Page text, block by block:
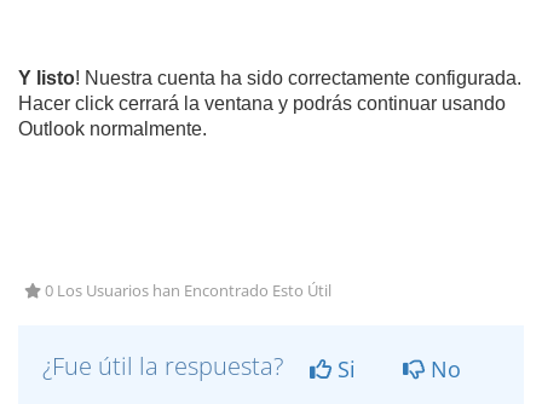
Y listo! Nuestra cuenta ha sido correctamente configurada.
Hacer click cerrará la ventana y podrás continuar usando
Outlook normalmente.
0 Los Usuarios han Encontrado Esto Útil
¿Fue útil la respuesta? Si No